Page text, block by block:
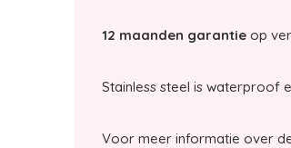
12 maanden garantie op
Stainless steel is waterproof
Voor meer informatie over